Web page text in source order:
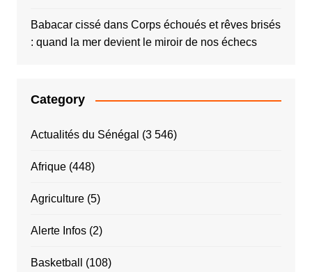
Babacar cissédans Corps échoués et rêves brisés
: quand la mer devient le miroir de nos échecs
Category
Actualités du Sénégal (3 546)
Afrique(448)
Agriculture(5)
Alerte Infos(2)
Basketball (108)